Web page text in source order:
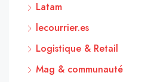
Latam
lecourrier.es
Logistique & Retail
Mag & communauté